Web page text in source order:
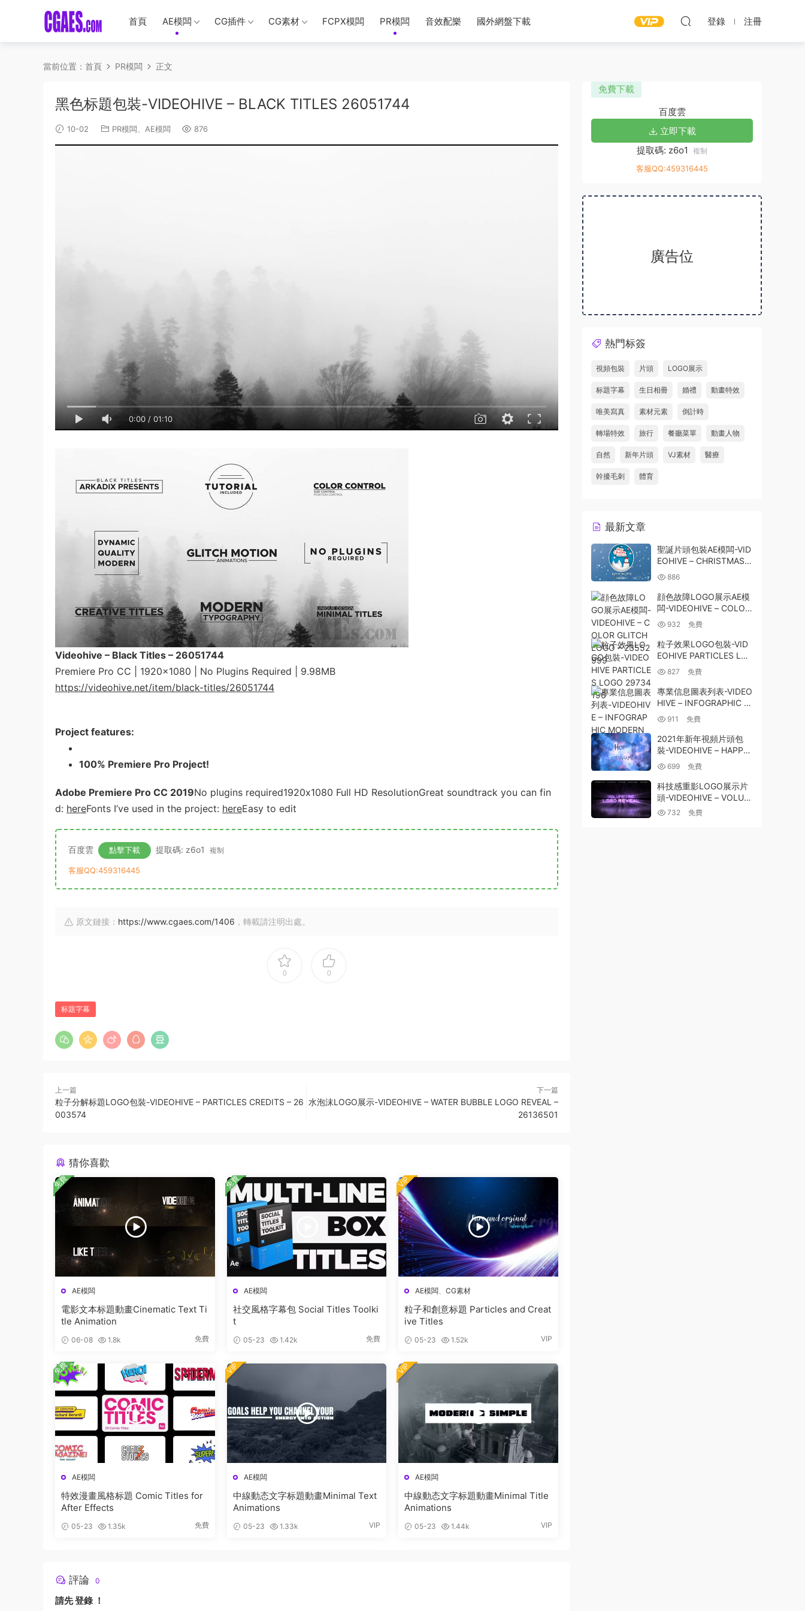
首頁 AE模闆 CG插件 CG素材 FCPX模闆 PR模闆 音效配樂 國外網盤下載 登錄 注冊
當前位置： 首頁 PR模闆 正文
黑色标題包裝-VIDEOHIVE – BLACK TITLES 26051744
10-02 PR模闆 AE模闆 876
0:00 / 01:10
Videohive – Black Titles – 26051744
Premiere Pro CC | 1920×1080 | No Plugins Required | 9.98MB
https://videohive.net/item/black-titles/26051744
Project features:
100% Premiere Pro Project!
Adobe Premiere Pro CC 2019No plugins required1920х1080 Full HD ResolutionGreat soundtrack you can fin
d: hereFonts I’ve used in the project: hereEasy to edit
百度雲 點擊下載 提取碼: z6o1 複制
客服QQ:459316445
原文鏈接： https://www.cgaes.com/1406 ，轉載請注明出處。
0 0
标題字幕
上一篇
粒子分解标題LOGO包裝-VIDEOHIVE – PARTICLES CREDITS – 26
003574
下一篇
水泡沫LOGO展示-VIDEOHIVE – WATER BUBBLE LOGO REVEAL –
26136501
猜你喜歡
AE模闆
電影文本标題動畫Cinematic Text Ti
tle Animation
06-08 1.8k 免費
免費
AE模闆
社交風格字幕包 Social Titles Toolki
t
05-23 1.42k 免費
免費
AE模闆 、CG素材
粒子和創意标題 Particles and Creat
ive Titles
05-23 1.52k VIP
VIP
AE模闆
特效漫畫風格标題 Comic Titles for
After Effects
05-23 1.35k 免費
免費
AE模闆
中線動态文字标題動畫Minimal Text
Animations
05-23 1.33k VIP
VIP
AE模闆
中線動态文字标題動畫Minimal Title
Animations
05-23 1.44k VIP
VIP
評論 0
請先登錄！
免費下載
百度雲
立即下載
提取碼: z6o1
複制
客服QQ:459316445
廣告位
熱門标簽
視頻包裝 片頭 LOGO展示
标題字幕 生日相冊 婚禮 動畫特效
唯美寫真 素材元素 倒計時
轉場特效 旅行 餐廳菜單 動畫人物
自然 新年片頭 VJ素材 醫療
幹擾毛刺 體育
最新文章
聖誕片頭包裝AE模闆-VID
EOHIVE – CHRISTMAS
OPENER – 25282768
886
顔色故障LOGO展示AE模
闆-VIDEOHIVE – COLOR
GLITCH LOGO – 23552
999
932 免費
粒子效果LOGO包裝-VID
EOHIVE PARTICLES LO
GO 29734196
827 免費
專業信息圖表列表-VIDEO
HIVE – INFOGRAPHIC M
ODERN LISTS-PREMIER
E PRO 26532318
911 免費
2021年新年視頻片頭包
裝-VIDEOHIVE – HAPPY
NEW YEAR 2021 29884
754
699 免費
科技感重影LOGO展示片
頭-VIDEOHIVE – VOLUM
ETRIC LOGO REVEAL 26
732 免費